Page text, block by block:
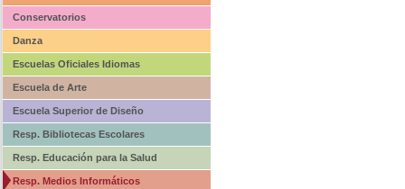
Conservatorios
Danza
Escuelas Oficiales Idiomas
Escuela de Arte
Escuela Superior de Diseño
Resp. Bibliotecas Escolares
Resp. Educación para la Salud
Resp. Medios Informáticos